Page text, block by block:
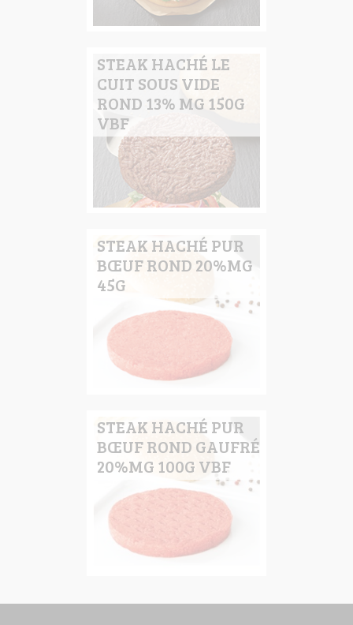
STEAK HACHÉ LE
CUIT SOUS VIDE
ROND 13% MG 150G
VBF
STEAK HACHÉ PUR
BŒUF ROND 20%MG
45G
STEAK HACHÉ PUR
BŒUF ROND GAUFRÉ
20%MG 100G VBF